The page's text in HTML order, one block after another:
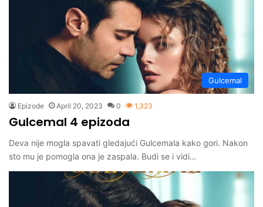
Gulcemal
Epizode April 20, 2023 0 1,323
Gulcemal 4 epizoda
Deva nije mogla spavati gledajući Gulcemala kako gori. Nakon
sto mu je pomogla ona je zaspala. Budi se i vidi…